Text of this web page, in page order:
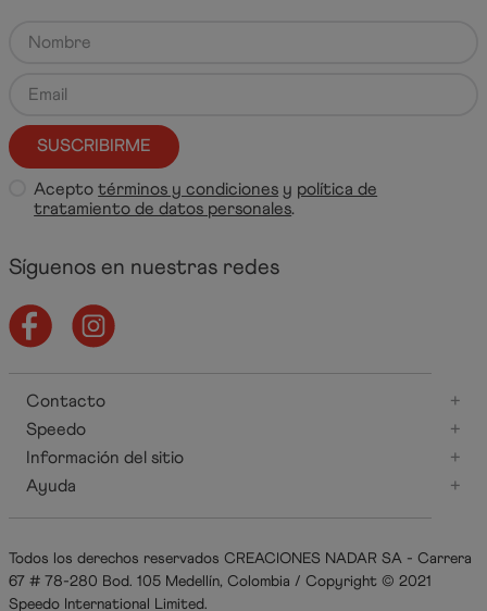
SUSCRIBIRME
Aceptotérminos y condiciones y política de
tratamiento de datos personales.
Síguenos en nuestras redes
Contacto
+
Speedo
+
Información del sitio
+
Ayuda
+
Todos los derechos reservados CREACIONES NADAR SA - Carrera
67 # 78-280 Bod. 105 Medellín, Colombia / Copyright © 2021
Speedo International Limited.